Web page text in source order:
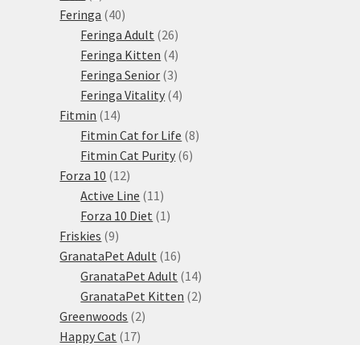
produkty
Feringa 4040
produktů
Feringa Adult 2626
produktů
Feringa Kitten 44
produkty
Feringa Senior 33
produkty
Feringa Vitality 44
Fitmin 1414
produktů
Fitmin Cat for Life 88
Fitmin Cat Purity 66
Forza 10 1212
produktů
Active Line 11 11
produktů
Forza 10 Diet 1 1
Friskies 99
produktů
GranataPet Adult 1616
produktů
GranataPet Adult 1414
produktů
GranataPet Kitten 22
Greenwoods 22
Happy Cat 1717